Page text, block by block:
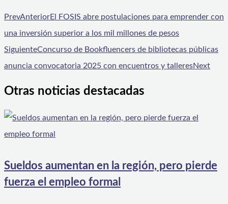
PrevAnteriorEl FOSIS abre postulaciones para emprender con
una inversión superior a los mil millones de pesos
SiguienteConcurso de Bookfluencers de bibliotecas públicas
anuncia convocatoria 2025 con encuentros y talleresNext
Otras noticias destacadas
Sueldos aumentan en la región, pero pierde
fuerza el empleo formal